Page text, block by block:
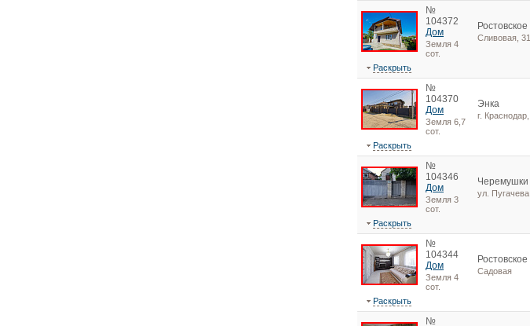
№
104372
Дом
Земля 4
сот.
Сливовая,
Раскрыть
№
104370
Дом
Земля 6,7
сот.
Энка
г.
Раскрыть
№
104346
Дом
Земля 3
сот.
Черемушки
ул. Пугачева
Раскрыть
№
104344
Дом
Земля 4
сот.
Садовая
Раскрыть
№